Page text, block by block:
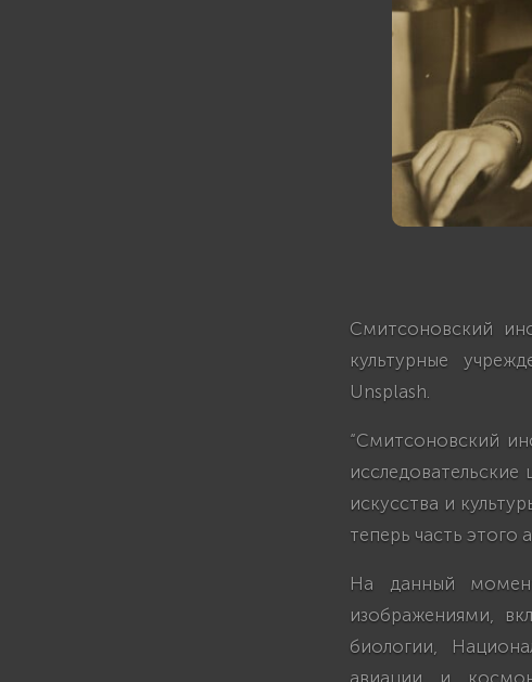
Смитсоновский
культурные
Unsplash.
“Смитсоновский
искусства и
теперь часть этого
На данный
изображениями,
биологии,